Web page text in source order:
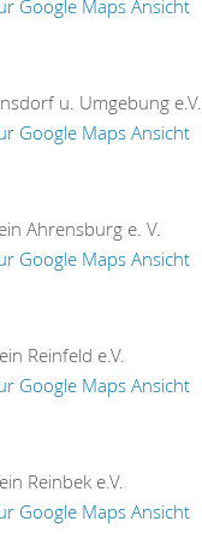
Google Maps Ansicht
u. Umgebung e.V.
Google Maps Ansicht
Ahrensburg e. V.
Google Maps Ansicht
Reinfeld e.V.
Google Maps Ansicht
Reinbek e.V.
Google Maps Ansicht